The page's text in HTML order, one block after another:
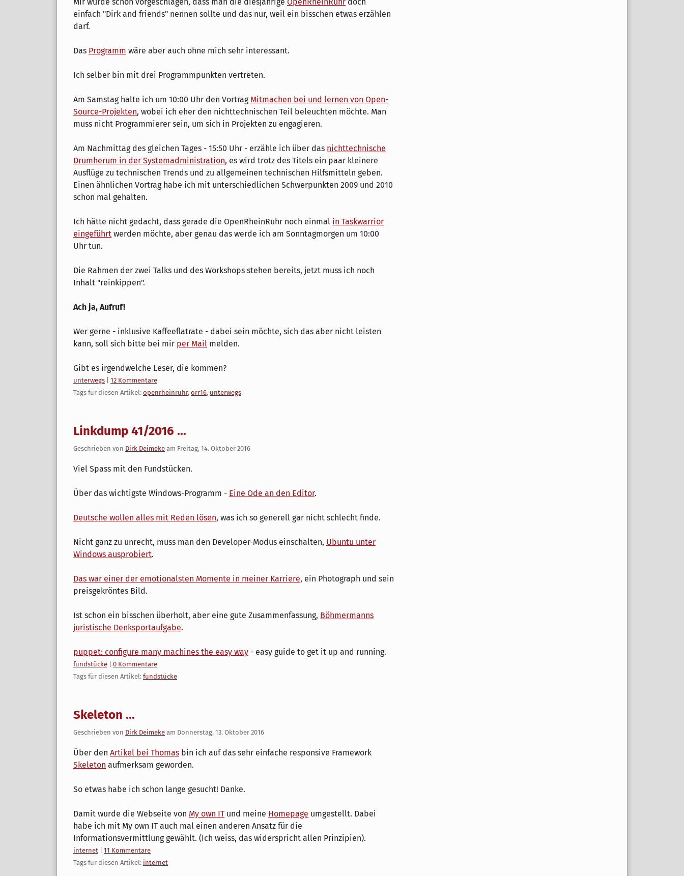
Mir wurde schon vorgeschlagen, dass man die diesjährige OpenRheinRuhr doch
einfach "Dirk and friends" nennen sollte und das nur, weil ein bisschen etwas erzählen
darf.
Das Programm wäre aber auch ohne mich sehr interessant.
Ich selber bin mit drei Programmpunkten vertreten.
Am Samstag halte ich um 10:00 Uhr den Vortrag Mitmachen bei und lernen von Open-
Source-Projekten, wobei ich eher den nichttechnischen Teil beleuchten möchte. Man
muss nicht Programmierer sein, um sich in Projekten zu engagieren.
Am Nachmittag des gleichen Tages - 15:50 Uhr - erzähle ich über das nichttechnische
Drumherum in der Systemadministration, es wird trotz des Titels ein paar kleinere
Ausflüge zu technischen Trends und zu allgemeinen technischen Hilfsmitteln geben.
Einen ähnlichen Vortrag habe ich mit unterschiedlichen Schwerpunkten 2009 und 2010
schon mal gehalten.
Ich hätte nicht gedacht, dass gerade die OpenRheinRuhr noch einmal in Taskwarrior
eingeführt werden möchte, aber genau das werde ich am Sonntagmorgen um 10:00
Uhr tun.
Die Rahmen der zwei Talks und des Workshops stehen bereits, jetzt muss ich noch
Inhalt "reinkippen".
Ach ja, Aufruf!
Wer gerne - inklusive Kaffeeflatrate - dabei sein möchte, sich das aber nicht leisten
kann, soll sich bitte bei mir per Mail melden.
Gibt es irgendwelche Leser, die kommen?
Kategorien:
unterwegs
12 Kommentare
Tags für diesen Artikel: openrheinruhr, orr16, unterwegs
Linkdump 41/2016 ...
Geschrieben von Dirk Deimeke am Freitag, 14. Oktober 2016
Viel Spass mit den Fundstücken.
Über das wichtigste Windows-Programm - Eine Ode an den Editor.
Deutsche wollen alles mit Reden lösen, was ich so generell gar nicht schlecht finde.
Nicht ganz zu unrecht, muss man den Developer-Modus einschalten, Ubuntu unter
Windows ausprobiert.
Das war einer der emotionalsten Momente in meiner Karriere, ein Photograph und sein
preisgekröntes Bild.
Ist schon ein bisschen überholt, aber eine gute Zusammenfassung, Böhmermanns
juristische Denksportaufgabe.
puppet: configure many machines the easy way - easy guide to get it up and running.
Kategorien:
fundstücke
0 Kommentare
Tags für diesen Artikel: fundstücke
Skeleton ...
Geschrieben von Dirk Deimeke am Donnerstag, 13. Oktober 2016
Über den Artikel bei Thomas bin ich auf das sehr einfache responsive Framework
Skeleton aufmerksam geworden.
So etwas habe ich schon lange gesucht! Danke.
Damit wurde die Webseite von My own IT und meine Homepage umgestellt. Dabei
habe ich mit My own IT auch mal einen anderen Ansatz für die
Informationsvermittlung gewählt. (Ich weiss, das widerspricht allen Prinzipien).
Kategorien:
internet
11 Kommentare
Tags für diesen Artikel: internet